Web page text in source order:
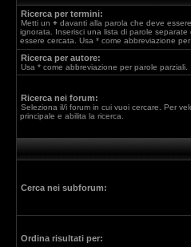
Ricerca per termini:
Metti un + davanti alla parola che deve
ignorata. Inserisci una lista di parole separate
essere cercata. Usa * come abbreviazione per
Ricerca per autore:
Usa * come abbreviazione per parole parziali.
Ricerca nei forum:
Seleziona il/i forum in cui vuoi cercare. Per
principale e abilita la ricerca.
Cerca nei subforum:
Ordina risultati per: